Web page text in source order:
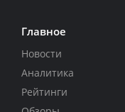
Главное
Новости
Аналитика
Рейтинги